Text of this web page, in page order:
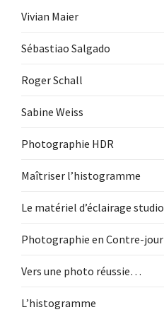
Vivian Maier
Sébastiao Salgado
Roger Schall
Sabine Weiss
Photographie HDR
Maîtriser l’histogramme
Le matériel d’éclairage studio
Photographie en Contre-jour
Vers une photo réussie…
L’histogramme